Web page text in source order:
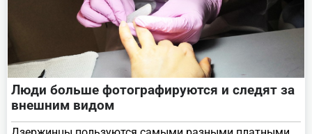
Люди больше фотографируются и следят за
внешним видом